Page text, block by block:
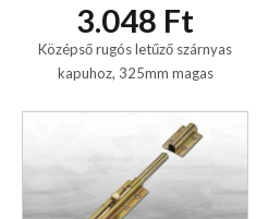
3.048 Ft
Középső rugós letűző szárnyas
kapuhoz, 325mm magas